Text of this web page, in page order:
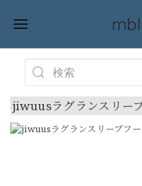
jiwuusラグランスリー